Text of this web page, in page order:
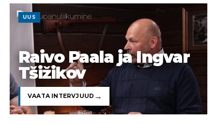
UUS
Raivo Paala ja Ingvar
Tšižikov
VAATA INTERVJUUD